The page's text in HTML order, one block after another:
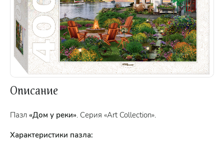
Описание
Пазл «Дом у реки». Серия «Art Collection».
Характеристики пазла: